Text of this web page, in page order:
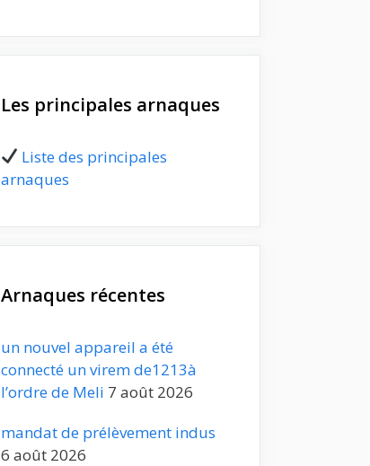
Les principales arnaques
Liste des principales
arnaques
Arnaques récentes
un nouvel appareil a été
connecté un virem de1213à
l’ordre de Meli 7 août 2026
mandat de prélèvement indus
6 août 2026